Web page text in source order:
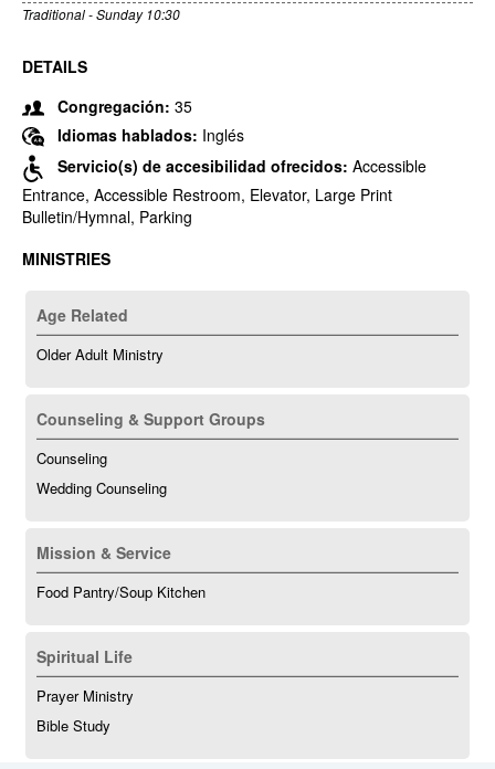
Traditional - Sunday 10:30
DETAILS
Congregación: 35
Idiomas hablados: Inglés
Servicio(s) de accesibilidad ofrecidos: Accessible
Entrance, Accessible Restroom, Elevator, Large Print
Bulletin/Hymnal, Parking
MINISTRIES
Age Related
Older Adult Ministry
Counseling & Support Groups
Counseling
Wedding Counseling
Mission & Service
Food Pantry/Soup Kitchen
Spiritual Life
Prayer Ministry
Bible Study